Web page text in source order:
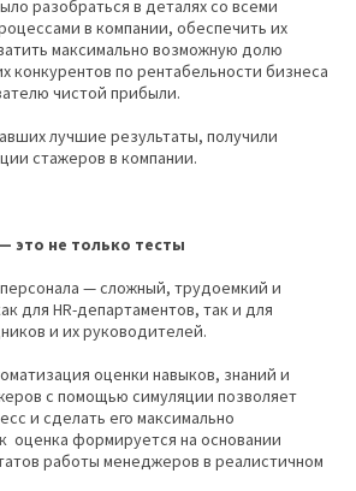
разобраться в деталях со всеми
в компании, обеспечить их
максимально возможную долю
конкурентов по рентабельности бизнеса
чистой прибыли.
лучшие результаты, получили
стажеров в компании.
это не только тесты
— сложный, трудоемкий и
для HR-департаментов, так и для
и их руководителей.
оценки навыков, знаний и
с помощью симуляции позволяет
и сделать его максимально
оценка формируется на основании
работы менеджеров в реалистичном